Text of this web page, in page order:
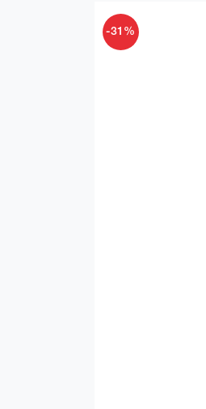
-31%